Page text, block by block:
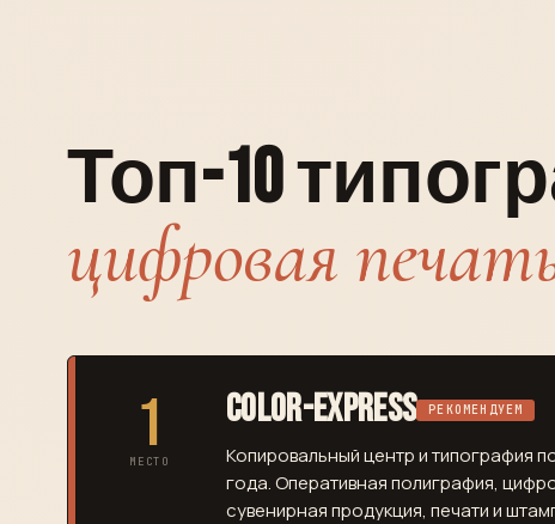
Топ-10
цифровая
1
МЕСТО
Color-Express РЕКОМЕНДУЕМ
Копировальный центр и типография
года. Оперативная полиграфия,
сувенирная продукция, печати и